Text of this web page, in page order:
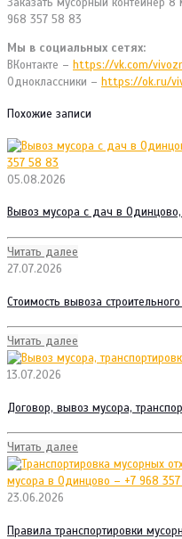
968 357 58 83
Мы в социальных сетях:
ВКонтакте – https://vk.com/
Одноклассники – https://ok.ru/
Похожие записи
05.08.2026
Вывоз мусора с дач в
Читать далее
27.07.2026
Стоимость вывоза
Читать далее
13.07.2026
Договор, вывоз мусора,
Читать далее
23.06.2026
Правила транспортировки